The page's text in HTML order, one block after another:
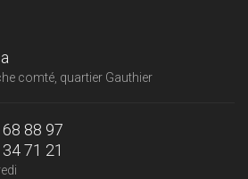
comté, quartier Gauthier
88 97
71 21